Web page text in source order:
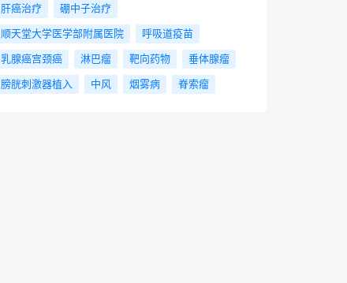
肝癌治疗 硼中子治疗
顺天堂大学医学部附属医院 呼吸道疫苗
乳腺癌宫颈癌 淋巴瘤 靶向药物 垂体腺瘤
膀胱刺激器植入 中风 烟雾病 脊索瘤